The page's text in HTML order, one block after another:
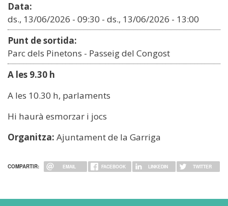
Data:
ds., 13/06/2026 - 09:30 - ds., 13/06/2026 - 13:00
Punt de sortida:
Parc dels Pinetons - Passeig del Congost
A les 9.30 h
A les 10.30 h, parlaments
Hi haurà esmorzar i jocs
Organitza: Ajuntament de la Garriga
COMPARTIR: EMAIL FACEBOOK LINKEDIN TWITTER